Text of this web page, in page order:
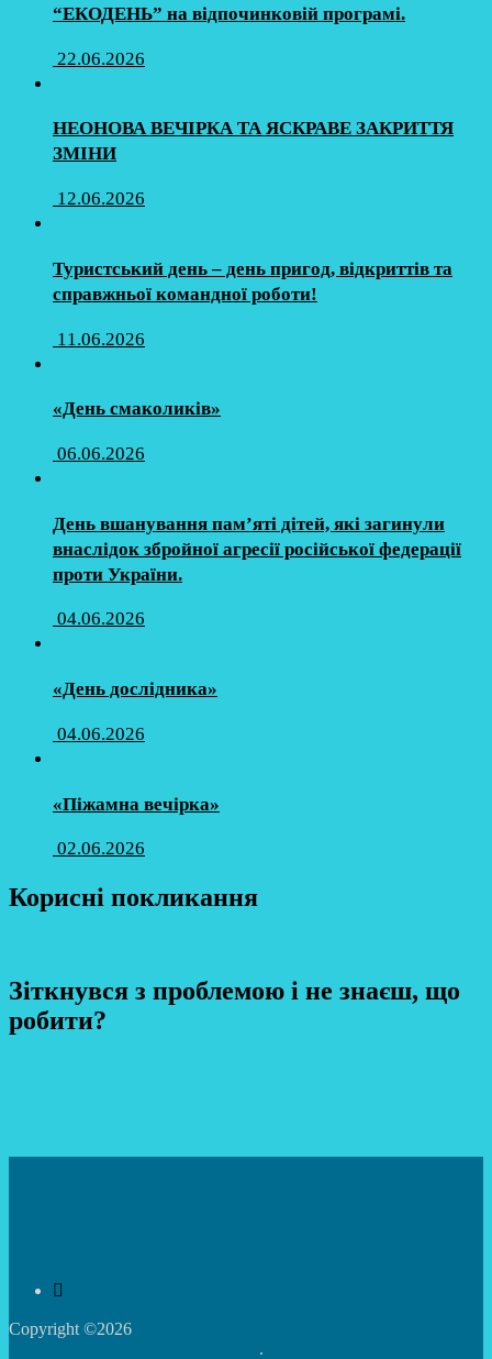
“ЕКОДЕНЬ” на відпочинковій програмі.
22.06.2026
НЕОНОВА ВЕЧІРКА ТА ЯСКРАВЕ ЗАКРИТТЯ
ЗМІНИ
12.06.2026
Туристський день – день пригод, відкриттів та
справжньої командної роботи!
11.06.2026
«День смаколиків»
06.06.2026
День вшанування пам’яті дітей, які загинули
внаслідок збройної агресії російської федерації
проти України.
04.06.2026
«День дослідника»
04.06.2026
«Піжамна вечірка»
02.06.2026
Корисні покликання
Зіткнувся з проблемою і не знаєш, що
робити?
Copyright ©2026
.